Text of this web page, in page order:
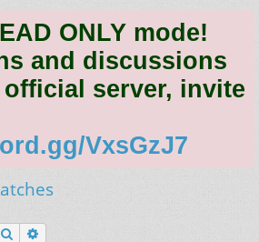
ONLY mode!
and discussions
server, invite
VxsGzJ7
Search